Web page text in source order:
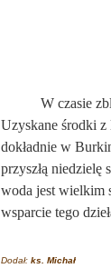
W czasie
Uzyskane środki
dokładnie w
przyszłą niedzielę
woda jest wielkim
wsparcie tego
Dodał: ks. Michał